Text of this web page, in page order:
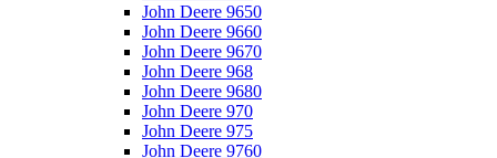
John Deere 9650
John Deere 9660
John Deere 9670
John Deere 968
John Deere 9680
John Deere 970
John Deere 975
John Deere 9760